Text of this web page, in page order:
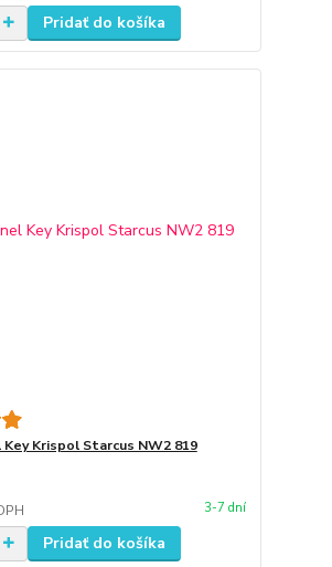
Pridať do košíka
Key Krispol Starcus NW2 819
3-7 dní
Pridať do košíka